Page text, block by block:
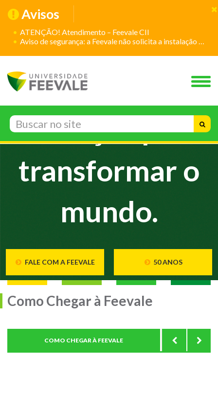
Avisos
ATENÇÃO! Atendimento – Feevale CII
Aviso de segurança: a Feevale não solicita a instalação de aplicativos
Inovação para
transformar o
mundo.
FALE COM A FEEVALE 50 ANOS
Como Chegar à Feevale
COMO CHEGAR À FEEVALE